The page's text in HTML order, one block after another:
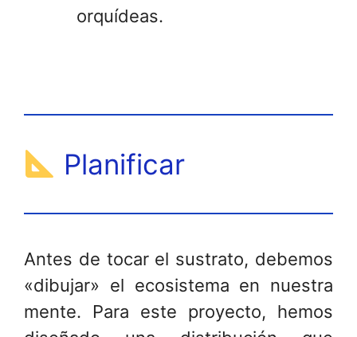
orquídeas.
Planificar
Antes de tocar el sustrato, debemos
«dibujar» el ecosistema en nuestra
mente. Para este proyecto, hemos